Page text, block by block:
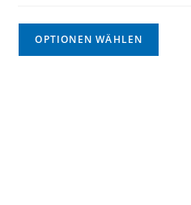
OPTIONEN WÄHLEN